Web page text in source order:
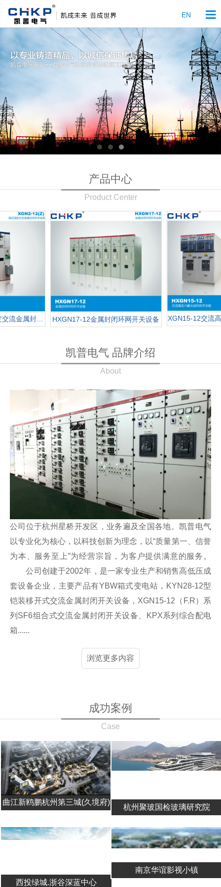

EN
产品中心
Product Center
流金属封闭开关设备HXGN17-12金属封闭环网开关设备 XGN15-12交流
凯普电气 品牌介绍
About
公司位于杭州星桥开发区，业务遍及全国各地。凯普电气
以专业化为核心，以科技创新为理念，以“质量第一、信誉
为本、服务至上”为经营宗旨，为客户提供满意的服务。
公司创建于2002年，是一家专业生产和销售高低压成
套设备企业，主要产品有YBW箱式变电站，KYN28-12型
铠装移开式交流金属封闭开关设备，XGN15-12（F.R）系
列SF6组合式交流金属封闭开关设备、KPX系列综合配电
箱......
浏览更多内容
成功案例
Case
曲江新鸥鹏杭州第三城(久境府)
杭州聚玻国检玻璃研究院
西投绿城.浙谷深蓝中心
南京华谊影视小镇